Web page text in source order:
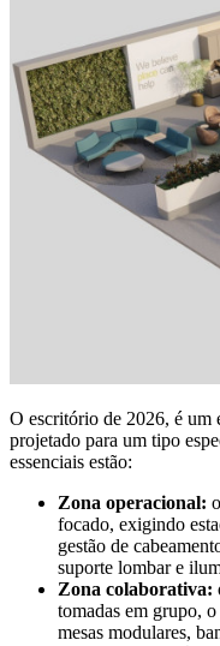
O escritório de 2026, é um
projetado para um tipo
essenciais estão:
Zona operacional:
focado, exigindo
gestão de
suporte lombar e
Zona colaborativa:
tomadas em grupo,
mesas modulares,